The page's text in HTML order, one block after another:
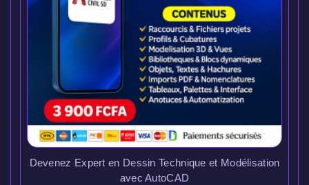
Devenez Expert en Dessin Technique et Modélisation
avec AutoCAD